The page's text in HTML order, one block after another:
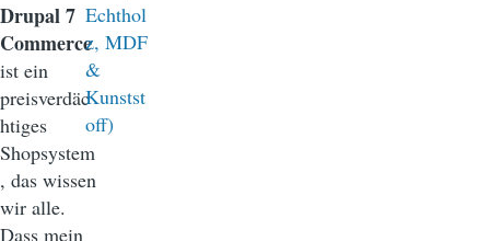
Drupal 7
Commerce
ist ein
preisverdäc
htiges
Shopsystem
, das wissen
wir alle.
Dass mein